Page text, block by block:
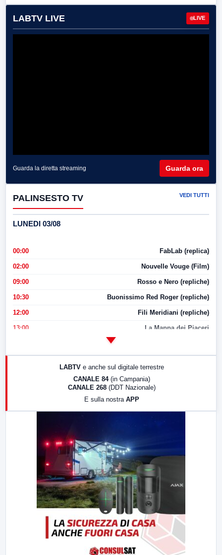
LABTV LIVE LIVE
Guarda la diretta streaming Guarda ora
PALINSESTO TV VEDI TUTTI
LUNEDI 03/08
00:00 FabLab (replica)
02:00 Nouvelle Vouge (Film)
09:00 Rosso e Nero (repliche)
10:30 Buonissimo Red Roger (repliche)
12:00 Fili Meridiani (repliche)
13:00 La Mappa dei Piaceri
17:00 LabNews (replica)
LABTV e anche sul digitale terrestre
CANALE 84 (in Campania)
CANALE 268 (DDT Nazionale)
E sulla nostra APP